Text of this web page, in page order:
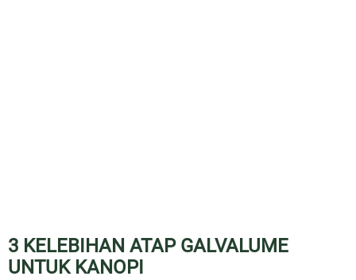
3 KELEBIHAN ATAP GALVALUME
UNTUK KANOPI